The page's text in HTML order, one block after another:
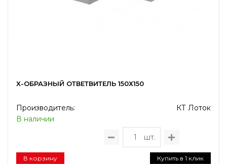
X-ОБРАЗНЫЙ ОТВЕТВИТЕЛЬ 150Х150
Производитель:
КТ Лоток
В наличии
шт.
В корзину Купить в 1 клик